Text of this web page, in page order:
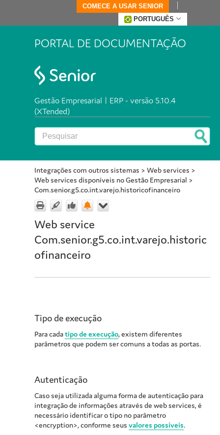
COMECE A USAR SENIOR
PORTUGUÊS
PORTAL DE DOCUMENTAÇÃO
Gestão Empresarial | ERP - versão 5.10.4
(XTended)
Integrações com outros sistemas > Web services >
Web services disponíveis no Gestão Empresarial >
Com.senior.g5.co.int.varejo.historicofinanceiro
Web service
Com.senior.g5.co.int.varejo.historic
ofinanceiro
Tipo de execução
Para cadatipo de execução, existem diferentes
parâmetros que podem ser comuns a todas as portas.
Autenticação
Caso seja utilizada alguma forma de autenticação para
integração de informações através de web services, é
necessário identificar o tipo no parâmetro
<encryption>, conforme seus valores possíveis.